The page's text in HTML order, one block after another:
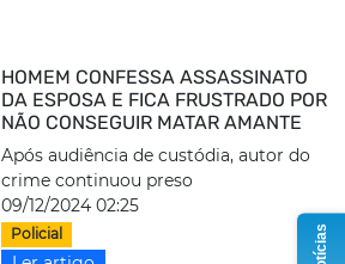
HOMEM CONFESSA ASSASSINATO
DA ESPOSA E FICA FRUSTRADO POR
NÃO CONSEGUIR MATAR AMANTE
Após audiência de custódia, autor do
crime continuou preso
09/12/2024 02:25
Policial